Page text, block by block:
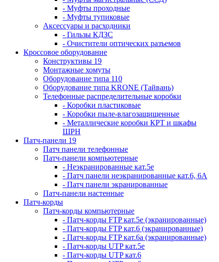
- Муфты проходные
- Муфты тупиковые
Аксессуары и расходники
- Гильзы КДЗС
- Очистители оптических разъемов
Кроссовое оборудование
Конструктивы 19
Монтажные хомуты
Оборудование типа 110
Оборудование типа KRONE (Тайвань)
Телефонные распределительные коробки
- Коробки пластиковые
- Коробки пыле-влагозащищенные
- Металлические коробки КРТ и шкафы
ШРН
Патч-панели 19
Патч панели телефонные
Патч-панели компьютерные
- Неэкранированные кат.5е
- Патч панели неэкранированные кат.6, 6А
- Патч панели экранированные
Патч-панели настенные
Патч-корды
Патч-корды компьютерные
- Патч-корды FTP кат.5е (экранированные)
- Патч-корды FTP кат.6 (экранированные)
- Патч-корды FTP кат.6а (экранированные)
- Патч-корды UTP кат.5е
- Патч-корды UTP кат.6